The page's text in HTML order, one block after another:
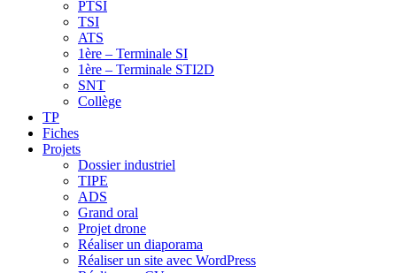
PTSI
TSI
ATS
1ère – Terminale SI
1ère – Terminale STI2D
SNT
Collège
TP
Fiches
Projets
Dossier industriel
TIPE
ADS
Grand oral
Projet drone
Réaliser un diaporama
Réaliser un site avec WordPress